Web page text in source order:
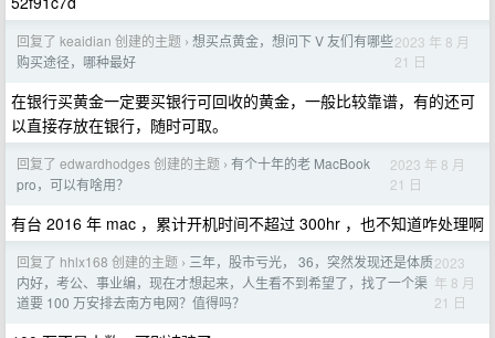
回复了 keaidian 创建的主题 › 想买点黄金，想问下 V 友们有哪些
购买途径，哪种最好
2023 年 8 月
21 日
在银行买黄金一定要买银行可回收的黄金，一般比较靠谱，有的还可
以直接存放在银行，随时可取。
回复了 edwardhodges 创建的主题 › 有个十年的老 MacBook
pro，可以有啥用？
2023 年 8 月
21 日
有台 2016 年 mac ，累计开机时间不超过 300hr ，也不知道咋处理啊
回复了 hhlx168 创建的主题 › 三年，股市亏光， 36，突然发现还是体质
内好，考公、事业编，现在才想起来，人生看不到希望了，找了一个渠
道要 100 万安排去南方电网？值得吗？
2023
年 8 月
21 日